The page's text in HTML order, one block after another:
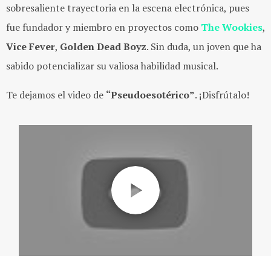
sobresaliente trayectoria en la escena electrónica, pues
fue fundador y miembro en proyectos como The Wookies,
Vice Fever, Golden Dead Boyz. Sin duda, un joven que ha
sabido potencializar su valiosa habilidad musical.
Te dejamos el video de “Pseudoesotérico”. ¡Disfrútalo!